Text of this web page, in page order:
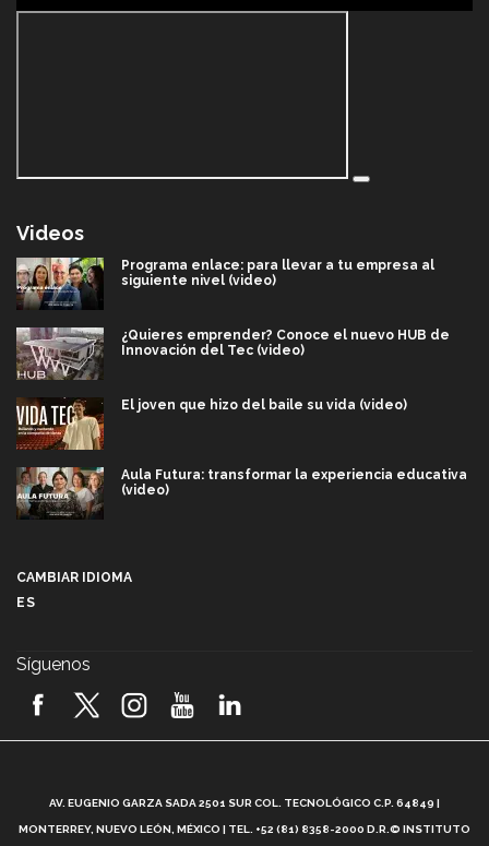
Videos
Programa enlace: para llevar a tu empresa al
siguiente nivel (video)
¿Quieres emprender? Conoce el nuevo HUB de
Innovación del Tec (video)
El joven que hizo del baile su vida (video)
Aula Futura: transformar la experiencia educativa
(video)
2026! (video)
¿Cómo es el Modelo Educativo Tec? (video)
CAMBIAR IDIOMA
ES
Síguenos
AV. EUGENIO GARZA SADA 2501 SUR COL. TECNOLÓGICO C.P. 64849 |
MONTERREY, NUEVO LEÓN, MÉXICO | TEL. +52 (81) 8358-2000 D.R.© INSTITUTO